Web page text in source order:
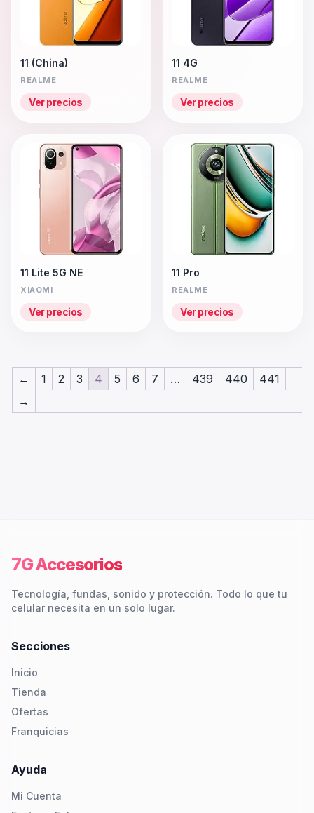
11 (China)
REALME
Ver precios
11 4G
REALME
Ver precios
11 Lite 5G NE
XIAOMI
Ver precios
11 Pro
REALME
Ver precios
← 1 2 3 4 5 6 7 … 439 440
441
→
7G Accesorios
Tecnología, fundas, sonido y protección. Todo lo que tu
celular necesita en un solo lugar.
Secciones
Inicio
Tienda
Ofertas
Franquicias
Ayuda
Mi Cuenta